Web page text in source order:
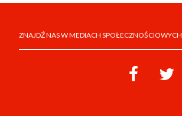
ZNAJDŹ NAS W MEDIACH SPOŁECZNOŚCIOWYCH